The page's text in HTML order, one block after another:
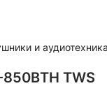
и
TWS